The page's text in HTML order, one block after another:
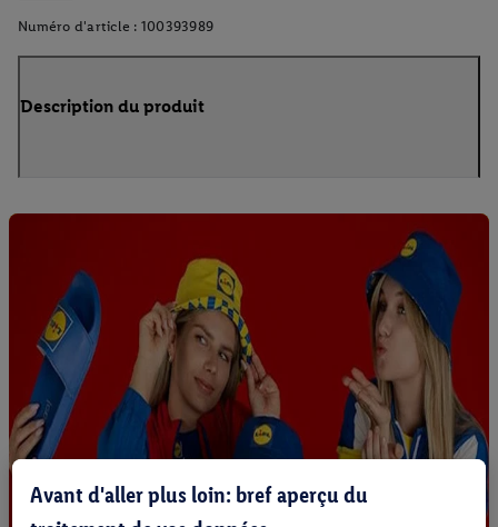
Numéro d'article : 100393989
Description du produit
Avant d'aller plus loin: bref aperçu du